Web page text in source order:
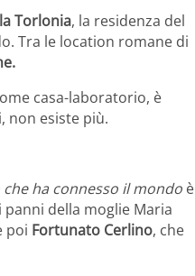
Torlonia, la residenza del
Tra le location romane di
casa-laboratorio, è
non esiste più.
che ha connesso il mondo è
panni della moglie Maria
poi Fortunato Cerlino, che